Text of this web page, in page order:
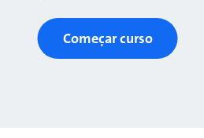
Começar curso